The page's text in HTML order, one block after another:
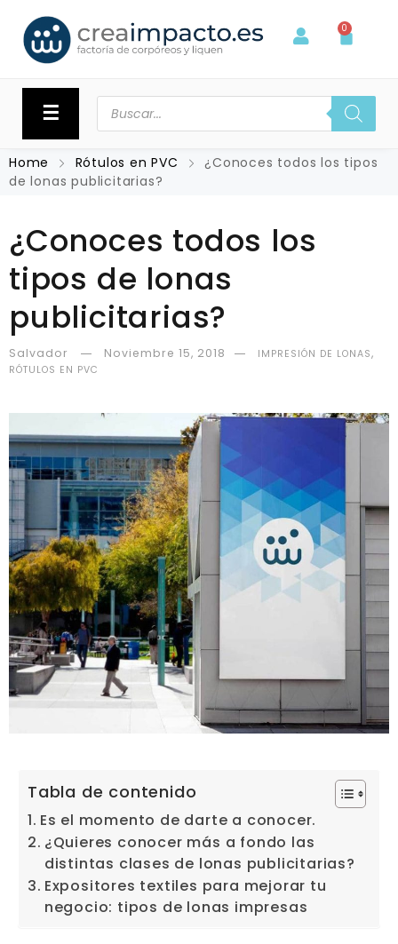
0
☰
Home Rótulos en PVC
¿Conoces todos los tipos
de lonas publicitarias?
¿Conoces todos los
tipos de lonas
publicitarias?
Salvador Noviembre 15, 2018 IMPRESIÓN DE LONAS,
RÓTULOS EN PVC
Tabla de contenido
Es el momento de darte a conocer.
¿Quieres conocer más a fondo las
distintas clases de lonas publicitarias?
Expositores textiles para mejorar tu
negocio: tipos de lonas impresas